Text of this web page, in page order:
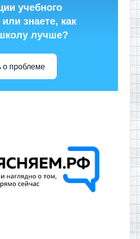
учебного
знаете, как
лучше?
о проблеме